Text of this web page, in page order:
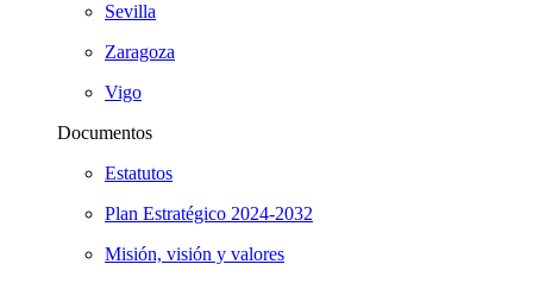
Sevilla
Zaragoza
Vigo
Documentos
Estatutos
Plan Estratégico 2024-2032
Misión, visión y valores